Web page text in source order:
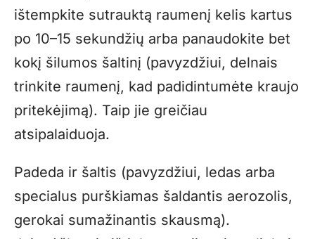
ištempkite sutrauktą raumenį kelis kartus
po 10–15 sekundžių arba panaudokite bet
kokį šilumos šaltinį (pavyzdžiui, delnais
trinkite raumenį, kad padidintumėte kraujo
pritekėjimą). Taip jie greičiau
atsipalaiduoja.
Padeda ir šaltis (pavyzdžiui, ledas arba
specialus purškiamas šaldantis aerozolis,
gerokai sumažinantis skausmą).